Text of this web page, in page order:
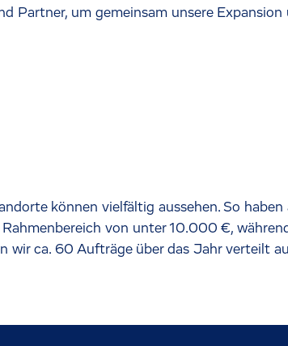
Partner, um gemeinsam unsere Expansion
können vielfältig aussehen. So haben
von unter 10.000 €,
wir ca. 60 Aufträge über das Jahr verteilt